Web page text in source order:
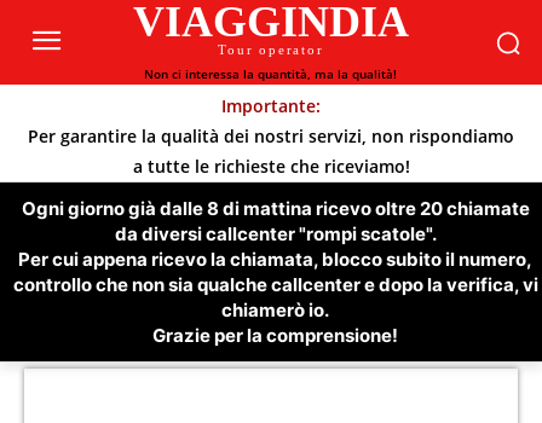
VIAGGINDIA
Tour operator
Non ci interessa la quantità, ma la qualità!
Importante:
Per garantire la qualità dei nostri servizi, non rispondiamo
a tutte le richieste che riceviamo!
Ogni giorno già dalle 8 di mattina ricevo oltre 20 chiamate
da diversi callcenter "rompi scatole".
Per cui appena ricevo la chiamata, blocco subito il numero,
controllo che non sia qualche callcenter e dopo la verifica, vi
chiamerò io.
Grazie per la comprensione!